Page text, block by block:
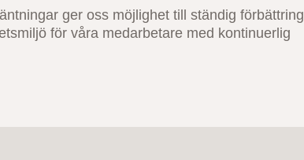
ger oss möjlighet till ständig förbättring
för våra medarbetare med kontinuerlig